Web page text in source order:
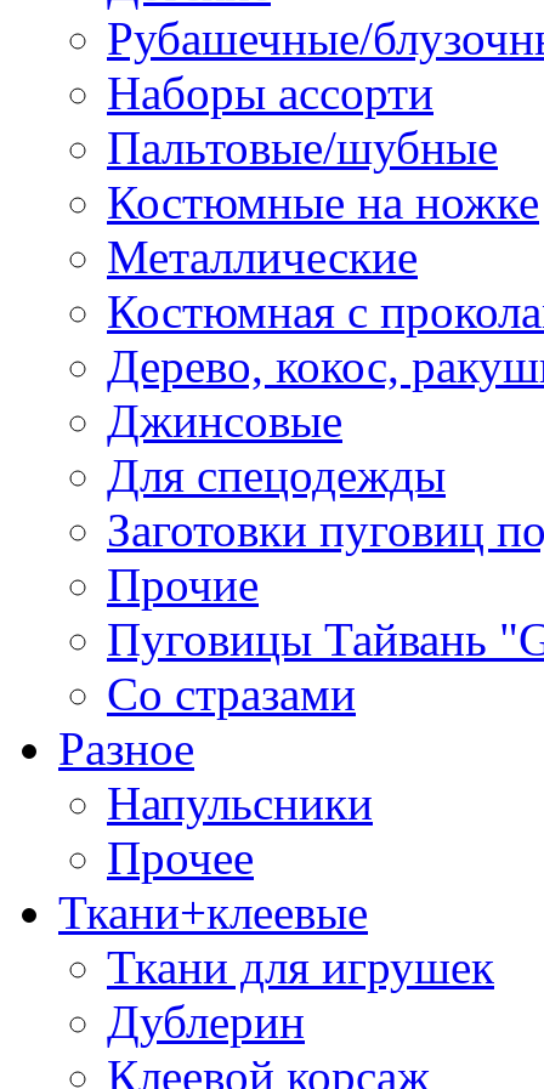
Рубашечные/
Наборы ассорти
Пальтовые/шубные
Костюмные на ножке
Металлические
Костюмная с
Дерево, кокос,
Джинсовые
Для спецодежды
Заготовки пуговиц
Прочие
Пуговицы Тайвань
Со стразами
Разное
Напульсники
Прочее
Ткани+клеевые
Ткани для игрушек
Дублерин
Клеевой корсаж